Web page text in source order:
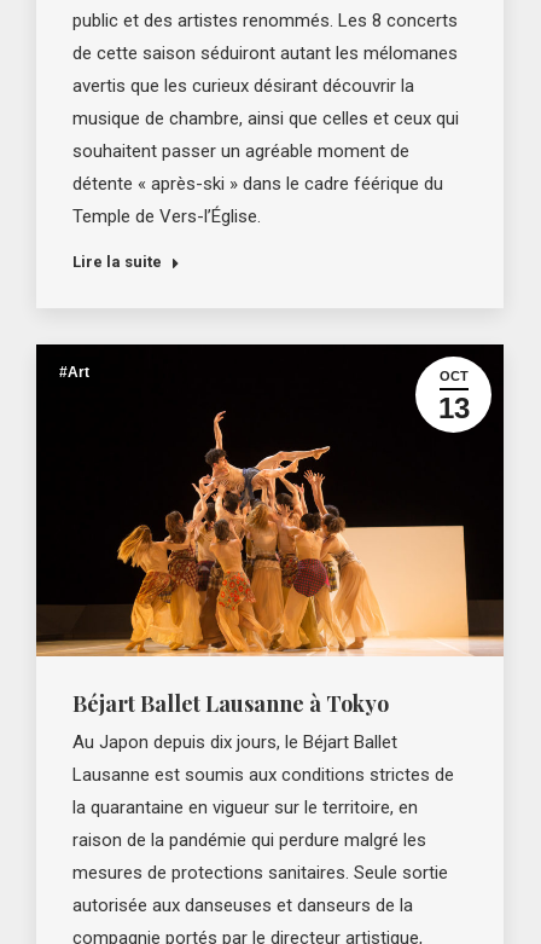
public et des artistes renommés. Les 8 concerts
de cette saison séduiront autant les mélomanes
avertis que les curieux désirant découvrir la
musique de chambre, ainsi que celles et ceux qui
souhaitent passer un agréable moment de
détente « après-ski » dans le cadre féérique du
Temple de Vers-l’Église.
Lire la suite
OCT
13
#Art
Béjart Ballet Lausanne à Tokyo
Au Japon depuis dix jours, le Béjart Ballet
Lausanne est soumis aux conditions strictes de
la quarantaine en vigueur sur le territoire, en
raison de la pandémie qui perdure malgré les
mesures de protections sanitaires. Seule sortie
autorisée aux danseuses et danseurs de la
compagnie portés par le directeur artistique,